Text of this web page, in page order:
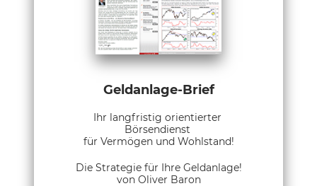
Geldanlage-Brief
Ihr langfristig orientierter
Börsendienst
für Vermögen und Wohlstand!
Die Strategie für Ihre Geldanlage!
von Oliver Baron